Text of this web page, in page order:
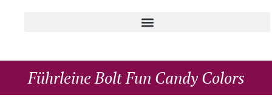
Führleine Bolt Fun Candy Colors